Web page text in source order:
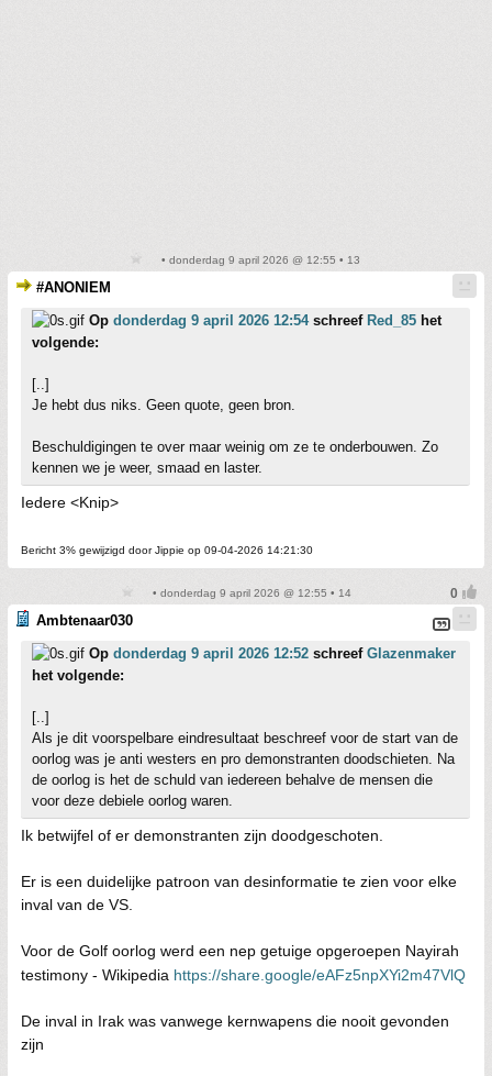
• donderdag 9 april 2026 @ 12:55 • 13
#ANONIEM
Op donderdag 9 april 2026 12:54schreef Red_85 het
volgende:
[..]
Je hebt dus niks. Geen quote, geen bron.
Beschuldigingen te over maar weinig om ze te onderbouwen. Zo
kennen we je weer, smaad en laster.
Iedere <Knip>
Bericht 3% gewijzigd door Jippie op 09-04-2026 14:21:30
• donderdag 9 april 2026 @ 12:55 • 14
Ambtenaar030
Op donderdag 9 april 2026 12:52 schreef Glazenmaker
het volgende:
[..]
Als je dit voorspelbare eindresultaat beschreef voor de start van de
oorlog was je anti westers en pro demonstranten doodschieten. Na
de oorlog is het de schuld van iedereen behalve de mensen die
voor deze debiele oorlog waren.
Ik betwijfel of er demonstranten zijn doodgeschoten.
Er is een duidelijke patroon van desinformatie te zien voor elke
inval van de VS.
Voor de Golf oorlog werd een nep getuige opgeroepen Nayirah
testimony - Wikipedia https://share.google/eAFz5npXYi2m47VlQ
De inval in Irak was vanwege kernwapens die nooit gevonden
zijn